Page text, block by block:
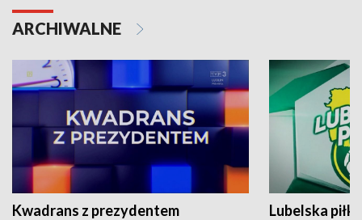
ARCHIWALNE
Kwadrans z prezydentem Lubelska piłka